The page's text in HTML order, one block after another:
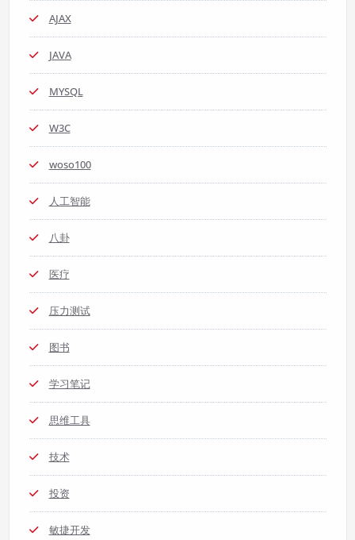
AJAX
JAVA
MYSQL
W3C
woso100
人工智能
八卦
医疗
压力测试
图书
学习笔记
思维工具
技术
投资
敏捷开发